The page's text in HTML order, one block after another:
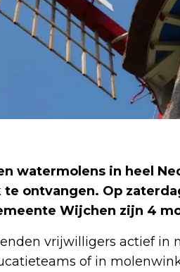
watermolens in heel
ontvangen. Op
Wijchen zijn 4
vrijwilligers actief in
of in